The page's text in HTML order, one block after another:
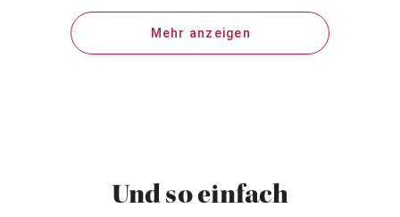
Mehr anzeigen
Und so einfach